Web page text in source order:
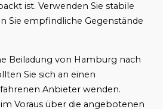
ist. Verwenden Sie stabile
Sie empfindliche Gegenstände
Beiladung von Hamburg nach
Sie sich an einen
Anbieter wenden.
Voraus über die angebotenen